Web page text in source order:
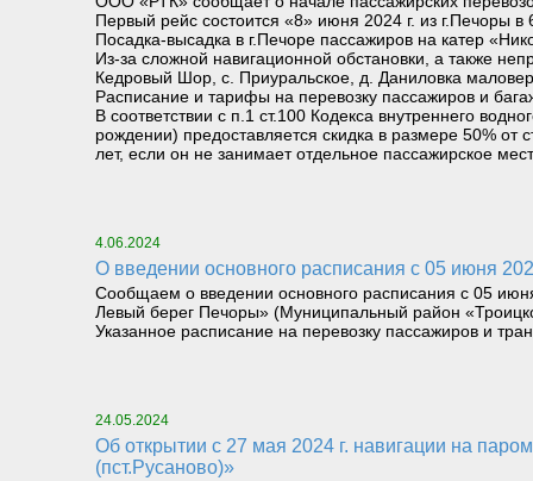
Первый рейс состоится «8» июня 2024 г. из г.Печоры в
Посадка-высадка в г.Печоре пассажиров на катер
Из-за сложной навигационной обстановки, а также
Кедровый Шор, с. Приуральское, д. Даниловка
Расписание и тарифы на перевозку пассажиров и
В соответствии с п.1 ст.100 Кодекса внутреннего
рождении) предоставляется скидка в размере 50% от
лет, если он не занимает отдельное пассажирское
4.06.2024
О введении основного расписания с 05 июня
Сообщаем о введении основного расписания с 05
Левый берег Печоры» (Муниципальный район
Указанное расписание на перевозку пассажиров и
24.05.2024
Об открытии с 27 мая 2024 г. навигации на паромном маршруте «Левый берег реки Печора (Троицко-Печорск) – Правый берег реки Печора
(пст.Русаново)»